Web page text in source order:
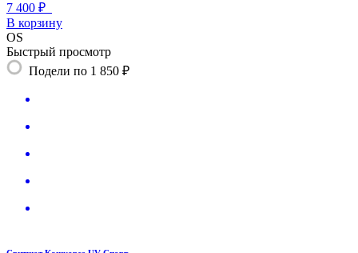
7 400 ₽
В корзину
OS
Быстрый просмотр
Подели по 1 850 ₽